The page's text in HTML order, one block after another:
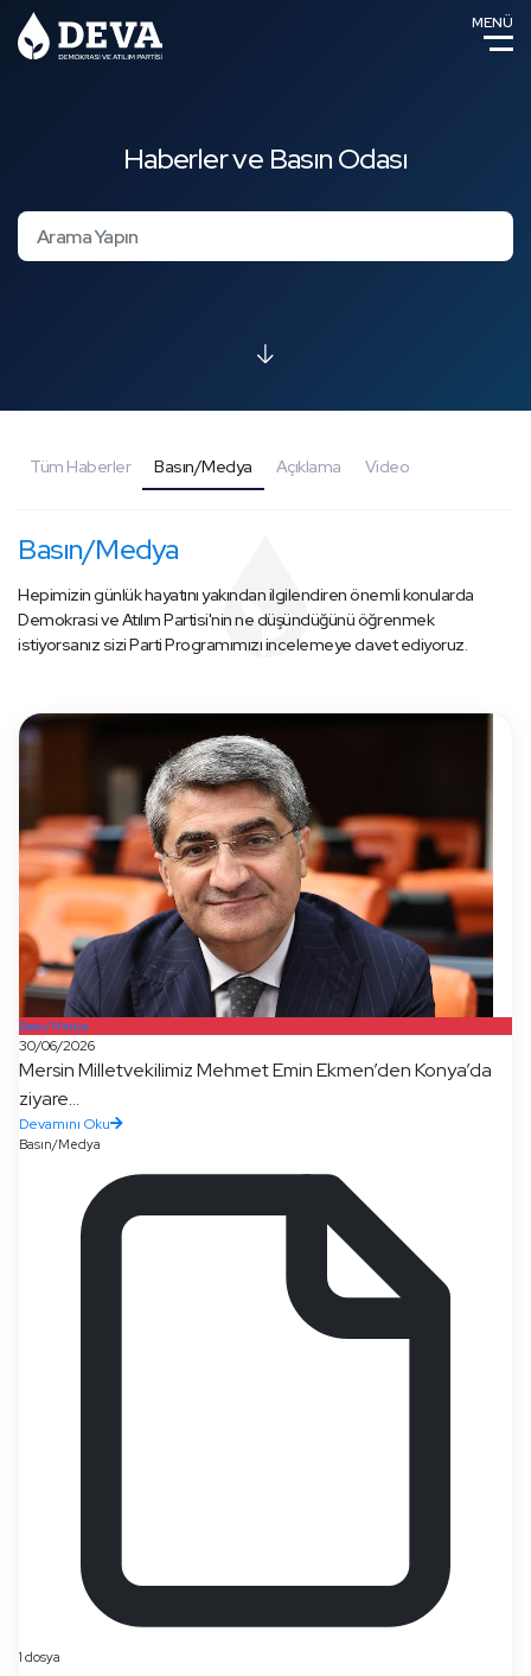
MENÜ
Haberler ve Basın Odası
Tüm Haberler Basın/Medya Açıklama Video
Basın/Medya
Hepimizin günlük hayatını yakından ilgilendiren önemli konularda
Demokrasi ve Atılım Partisi'nin ne düşündüğünü öğrenmek
istiyorsanız sizi Parti Programımızı incelemeye davet ediyoruz.
Basın/Medya
30/06/2026
Mersin Milletvekilimiz Mehmet Emin Ekmen’den Konya’da
ziyare...
Devamını Oku
Basın/Medya
1 dosya